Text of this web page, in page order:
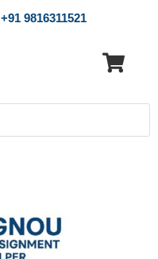
+91 9816311521